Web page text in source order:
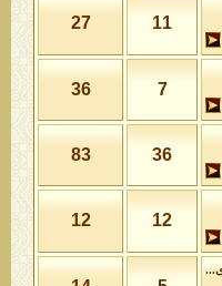
11
27
7
36
36
83
12
12